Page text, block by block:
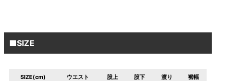
■SIZE
SIZE(cm) ウエスト 股上 股下 渡り 裾幅